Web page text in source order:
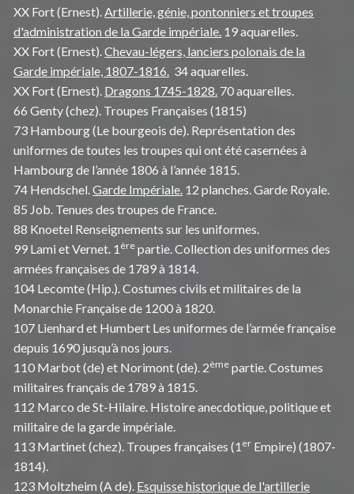
XX Fort (Ernest). Artillerie, génie, pontonniers et troupes
d'administration de la Garde impériale. 19 aquarelles.
XX Fort (Ernest).Chevau-légers, lanciers polonais de la
Garde impériale, 1807-1816. 34 aquarelles.
XX Fort (Ernest). Dragons 1745-1828. 70 aquarelles.
66 Genty (chez). Troupes Françaises (1815)
73 Hambourg (Le bourgeois de). Représentation des
uniformes de toutes les troupes qui ont été casernées à
Hambourg de l’année 1806 à l’année 1815.
74 Hendschel.Garde Impériale. 12 planches. Garde Royale.
85 Job. Tenues des troupes de France.
88 Knoetel Renseignements sur les uniformes.
99 Lami et Vernet. 1 ère partie. Collection des uniformes des
armées françaises de 1789 à 1814.
104 Lecomte (Hip.). Costumes civils et militaires de la
Monarchie Française de 1200 à 1820.
107 Lienhard et Humbert Les uniformes de l’armée française
depuis 1690 jusqu’à nos jours.
110 Marbot (de) et Norimont (de). 2ème partie. Costumes
militaires français de 1789 à 1815.
112 Marco de St-Hilaire. Histoire anecdotique, politique et
militaire de la garde impériale.
113 Martinet (chez). Troupes françaises (1 er Empire) (1807-
1814).
123 Moltzheim (A de). Esquisse historique de l'artillerie